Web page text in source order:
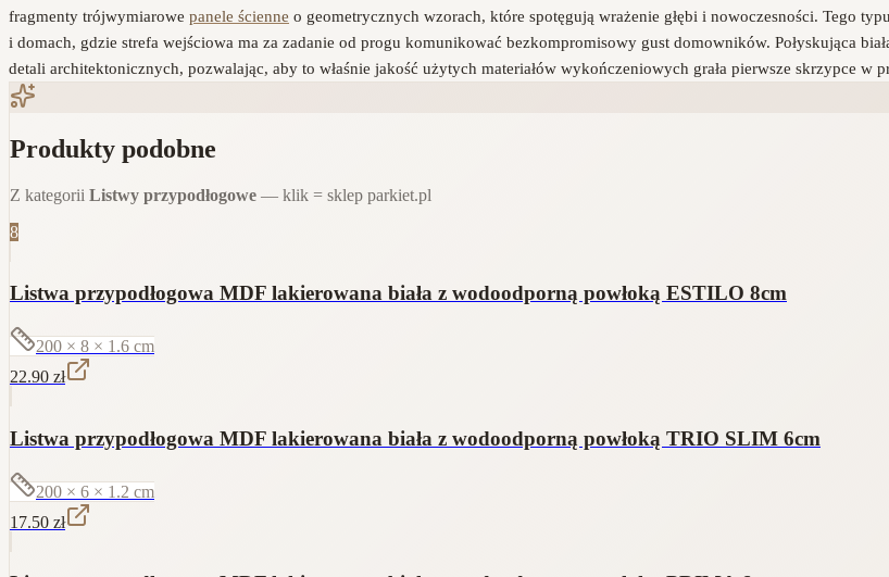
fragmenty trójwymiarowe panele ścienne o geometrycznych wzorach, które spotęgują wrażenie głębi i nowoczesności. Tego
i domach, gdzie strefa wejściowa ma za zadanie od progu komunikować bezkompromisowy gust domowników. Połyskująca
detali architektonicznych, pozwalając, aby to właśnie jakość użytych materiałów wykończeniowych grała pierwsze skrzypce w
Produkty podobne
Z kategorii Listwy przypodłogowe — klik = sklep parkiet.pl
8
Listwa przypodłogowa MDF lakierowana biała z wodoodporną powłoką ESTILO 8cm
200 × 8 × 1.6 cm
22.90 zł
Listwa przypodłogowa MDF lakierowana biała z wodoodporną powłoką TRIO SLIM 6cm
200 × 6 × 1.2 cm
17.50 zł